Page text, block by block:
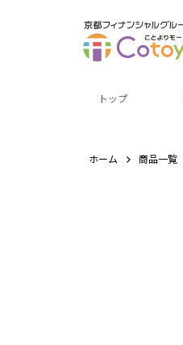
トップ
ホーム 商品一覧